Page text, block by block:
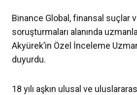
Binance Global, finansal suçlar
soruşturmaları alanında
Akyürek’in Özel İnceleme
duyurdu.
18 yılı aşkın ulusal ve